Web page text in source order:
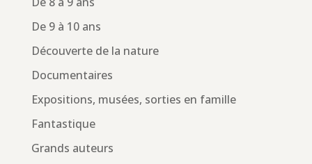
De 9 à 10 ans
Découverte de la nature
Documentaires
Expositions, musées, sorties en famille
Fantastique
Grands auteurs